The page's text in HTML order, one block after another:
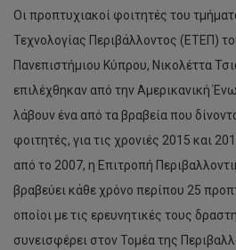
Οι προπτυχιακοί φοιτητές του
Τεχνολογίας Περιβάλλοντος (ΕΤΕΠ)
Πανεπιστήμιου Κύπρου, Νικολέττα
επιλέχθηκαν από την Αμερικανική
λάβουν ένα από τα βραβεία που
φοιτητές, για τις χρονιές 2015 και
από το 2007, η Επιτροπή
βραβεύει κάθε χρόνο περίπου 25
οποίοι με τις ερευνητικές τους
συνεισφέρει στον Τομέα της